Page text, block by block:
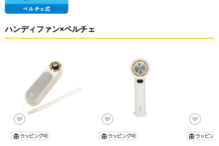
ハンディファン×ペルチェ